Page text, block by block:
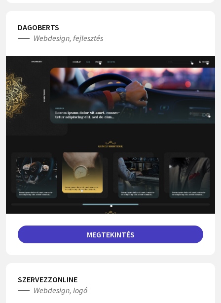
DAGOBERTS
Webdesign, fejlesztés
MEGTEKINTÉS
SZERVEZZONLINE
Webdesign, logó